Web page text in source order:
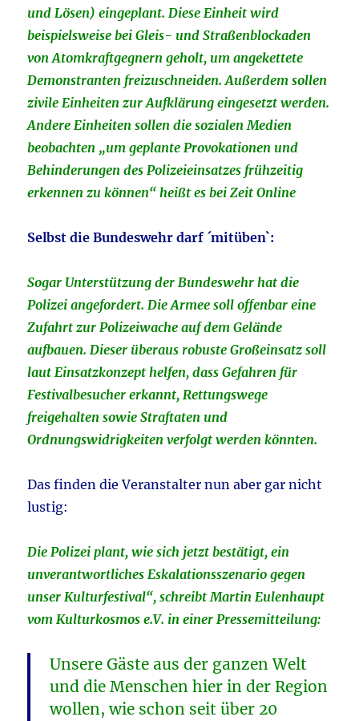
und Lösen) eingeplant. Diese Einheit wird
beispielsweise bei Gleis- und Straßenblockaden
von Atomkraftgegnern geholt, um angekettete
Demonstranten freizuschneiden. Außerdem sollen
zivile Einheiten zur Aufklärung eingesetzt werden.
Andere Einheiten sollen die sozialen Medien
beobachten „um geplante Provokationen und
Behinderungen des Polizeieinsatzes frühzeitig
erkennen zu können“ heißt es bei Zeit Online
Selbst die Bundeswehr darf ´mitüben`:
Sogar Unterstützung der Bundeswehr hat die
Polizei angefordert. Die Armee soll offenbar eine
Zufahrt zur Polizeiwache auf dem Gelände
aufbauen. Dieser überaus robuste Großeinsatz soll
laut Einsatzkonzept helfen, dass Gefahren für
Festivalbesucher erkannt, Rettungswege
freigehalten sowie Straftaten und
Ordnungswidrigkeiten verfolgt werden könnten.
Das finden die Veranstalter nun aber gar nicht
lustig:
Die Polizei plant, wie sich jetzt bestätigt, ein
unverantwortliches Eskalationsszenario gegen
unser Kulturfestival“, schreibt Martin Eulenhaupt
vom Kulturkosmos e.V. in einer Pressemitteilung:
Unsere Gäste aus der ganzen Welt
und die Menschen hier in der Region
wollen, wie schon seit über 20